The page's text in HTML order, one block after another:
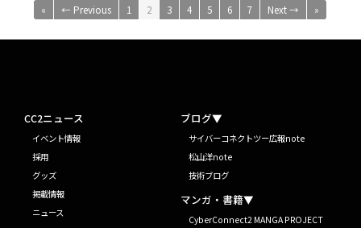
« ← Previous 1 2 3 4 5 6 7 Next → »
CC2ニュース
イベント情報
採用
グッズ
掲載情報
ニュース
ブログ▼
サイバーコネクトツー広報note
松山洋note
技術ブログ
マンガ・書籍▼
CyberConnect2 MANGA PROJECT